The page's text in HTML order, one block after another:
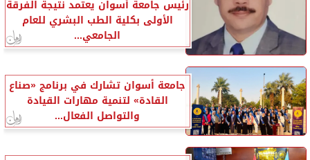
رئيس جامعة أسوان يعتمد نتيجة الفرقة
الأولى بكلية الطب البشري للعام
الجامعي...
جامعة أسوان تشارك في برنامج «صناع
القادة» لتنمية مهارات القيادة
والتواصل الفعال...